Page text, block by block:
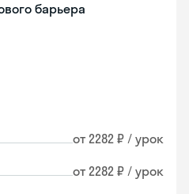
барьера
от 2282 ₽ / урок
от 2282 ₽ / урок